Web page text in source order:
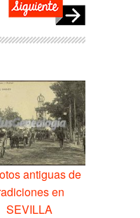
antiguas de
en
SEVILLA